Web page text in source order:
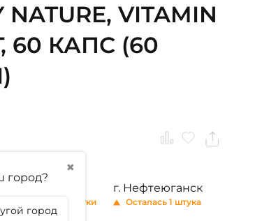
NATURE, VITAMIN
60 КАПС (60
✖
город?
город
г. Тюмень
Осталось 4 штуки
г. Нефтеюганск
Осталась 1 штука